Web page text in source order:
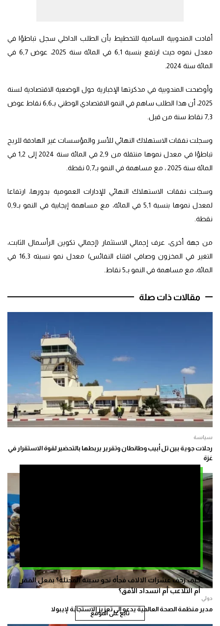
كيف زحف عشرات الالاف فجأة نحو سبتة المحتلة؟ بفعل الفقر
أم التلاعب أم انسداد الأفق؟
تابع على الموقع
أفادت المندوبية السامية للتخطيط بأن الطلب الداخلي سجل تباطؤا في
معدل نموه حيث ارتفع بنسبة 6,1 في المائة سنة 2025، عوض 6,7 في
المائة سنة 2024.
وأوضحت المندوبية في مذكرتها الإخبارية حول الوضعية الاقتصادية لسنة
2025، أن هذا الطلب ساهم في النمو الاقتصادي الوطني بـ6,6 نقاط عوض
7,3 نقاط سنة من قبل.
وسجلت نفقات الاستهلاك النهائي للأسر والمؤسسات غير الهادفة للربح
تباطؤا في معدل نموها منتقلة من 2,9 في المائة سنة 2024 إلى 1,2 في
المائة سنة 2025 ، مع مساهمة في النمو بـ0,7 نقطة.
وسجلت نفقات الاستهلاك النهائي للإدارات العمومية بدورها، ارتفاعا
لمعدل نموها بنسبة 5,1 في المائة، مع مساهمة إيجابية في النمو بـ0,9
نقطة.
من جهة أخرى، عرف إجمالي الاستثمار (إجمالي تكوين الرأسمال الثابت،
التغير في المخزون وصافي اقتناء النفائس) معدل نمو نسبته 16,3 في
المائة، مع مساهمة في النمو بـ5 نقاط.
مقالات ذات صلة
سياسة
رحلات جوية بين تل أبيب وطانطان وتقرير يربطها بالتحضير لقوة الاستقرار في
غزة
دولي
مدير منظمة الصحة العالمية يدعو إلى تعزيز الاستجابة لإيبولا